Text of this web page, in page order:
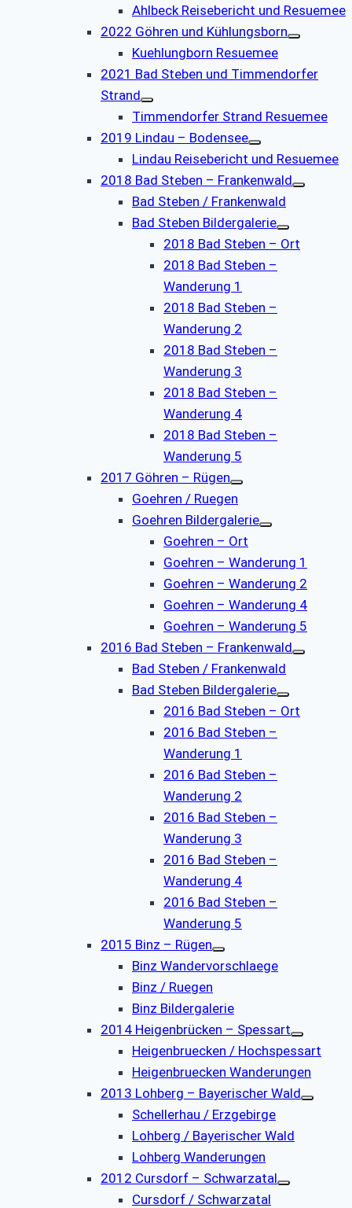
Ahlbeck Reisebericht und Resuemee
2022 Göhren und Kühlungsborn
Kuehlungborn Resuemee
2021 Bad Steben und Timmendorfer
Strand
Timmendorfer Strand Resuemee
2019 Lindau – Bodensee
Lindau Reisebericht und Resuemee
2018 Bad Steben – Frankenwald
Bad Steben / Frankenwald
Bad Steben Bildergalerie
2018 Bad Steben – Ort
2018 Bad Steben –
Wanderung 1
2018 Bad Steben –
Wanderung 2
2018 Bad Steben –
Wanderung 3
2018 Bad Steben –
Wanderung 4
2018 Bad Steben –
Wanderung 5
2017 Göhren – Rügen
Goehren / Ruegen
Goehren Bildergalerie
Goehren – Ort
Goehren – Wanderung 1
Goehren – Wanderung 2
Goehren – Wanderung 4
Goehren – Wanderung 5
2016 Bad Steben – Frankenwald
Bad Steben / Frankenwald
Bad Steben Bildergalerie
2016 Bad Steben – Ort
2016 Bad Steben –
Wanderung 1
2016 Bad Steben –
Wanderung 2
2016 Bad Steben –
Wanderung 3
2016 Bad Steben –
Wanderung 4
2016 Bad Steben –
Wanderung 5
2015 Binz – Rügen
Binz Wandervorschlaege
Binz / Ruegen
Binz Bildergalerie
2014 Heigenbrücken – Spessart
Heigenbruecken / Hochspessart
Heigenbruecken Wanderungen
2013 Lohberg – Bayerischer Wald
Schellerhau / Erzgebirge
Lohberg / Bayerischer Wald
Lohberg Wanderungen
2012 Cursdorf – Schwarzatal
Cursdorf / Schwarzatal